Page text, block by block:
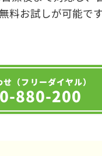
料お試しが可能で
（フリーダイヤル）
880-200